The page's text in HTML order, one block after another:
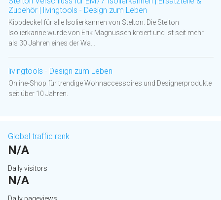
Zubehör | livingtools - Design zum Leben
Kippdeckel für alle Isolierkannen von Stelton. Die Stelton
Isolierkanne wurde von Erik Magnussen kreiert und ist seit mehr
als 30 Jahren eines der Wa…
livingtools - Design zum Leben
Online-Shop für trendige Wohnaccessoires und Designerprodukte
seit über 10 Jahren.
Global traffic rank
N/A
Daily visitors
N/A